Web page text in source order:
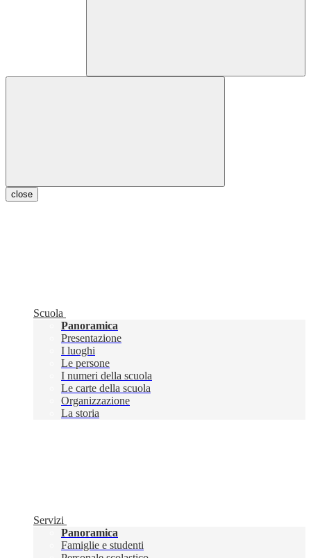
close
Scuola
Panoramica
Presentazione
I luoghi
Le persone
I numeri della scuola
Le carte della scuola
Organizzazione
La storia
Servizi
Panoramica
Famiglie e studenti